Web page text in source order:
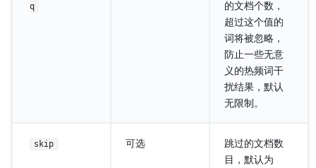
q
的文档个数，
超过这个值的
词将被忽略，
防止一些无意
义的热频词干
扰结果，默认
无限制。
skip 可选
跳过的文档数
目，默认为